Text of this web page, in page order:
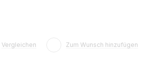
Vergleichen Zum Wunsch hinzufügen